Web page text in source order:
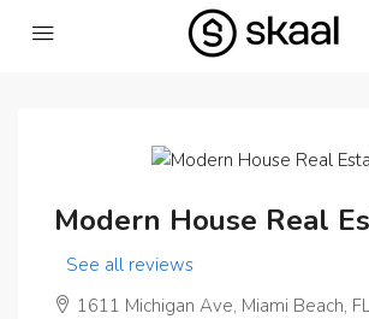
Modern House Real
See all reviews
1611 Michigan Ave, Miami Beach,